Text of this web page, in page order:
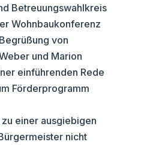
Betreuungswahlkreis
Wohnbaukonferenz
von
und Marion
einführenden Rede
Förderprogramm
einer ausgiebigen
nicht